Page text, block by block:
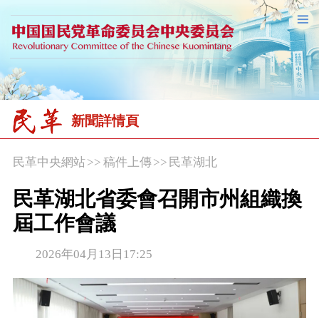
新聞詳情頁
民革中央網站>> 稿件上傳>> 民革湖北
民革湖北省委會召開市州組織換
屆工作會議
2026年04月13日17:25